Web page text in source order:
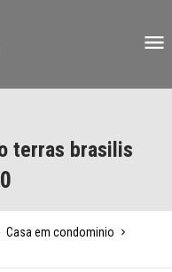
terras brasilis
Casa em condominio